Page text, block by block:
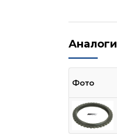
Аналоги
Фото